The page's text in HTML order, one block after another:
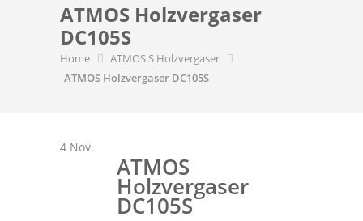
ATMOS Holzvergaser
DC105S
Home
ATMOS S Holzvergaser
ATMOS Holzvergaser DC105S
4 Nov.
ATMOS
Holzvergaser
DC105S